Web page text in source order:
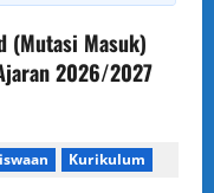
(Mutasi Masuk)
2026/2027
Kurikulum